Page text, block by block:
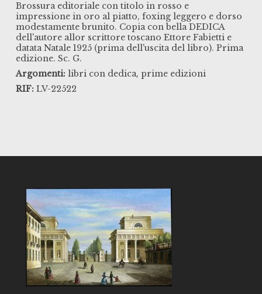
Brossura editoriale con titolo in rosso e
impressione in oro al piatto, foxing leggero e dorso
modestamente brunito. Copia con bella DEDICA
dell'autore allor scrittore toscano Ettore Fabietti e
datata Natale 1925 (prima dell'uscita del libro). Prima
edizione. Sc. G.
Argomenti: libri con dedica, prime edizioni
RIF: LV-22522